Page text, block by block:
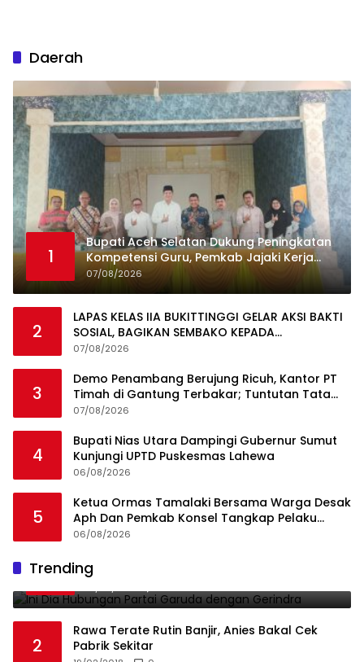
Daerah
1
Bupati Aceh Selatan Dukung Peningkatan
Kompetensi Guru, Pemkab Jajaki Kerja
Sama dengan Pascasarjana USK
07/08/2026
2
LAPAS KELAS IIA BUKITTINGGI GELAR AKSI BAKTI
SOSIAL, BAGIKAN SEMBAKO KEPADA
MASYARAKAT SEKITAR
07/08/2026
3
Demo Penambang Berujung Ricuh, Kantor PT
Timah di Gantung Terbakar; Tuntutan Tata
Niaga Timah Jadi Sorotan
07/08/2026
4
Bupati Nias Utara Dampingi Gubernur Sumut
Kunjungi UPTD Puskesmas Lahewa
06/08/2026
5
Ketua Ormas Tamalaki Bersama Warga Desak
Aph Dan Pemkab Konsel Tangkap Pelaku
Angkut Cangkang Sawit Overload, Truk PT KAP
06/08/2026
Trending
1
Gerindra
2
Rawa Terate Rutin Banjir, Anies Bakal Cek
Pabrik Sekitar